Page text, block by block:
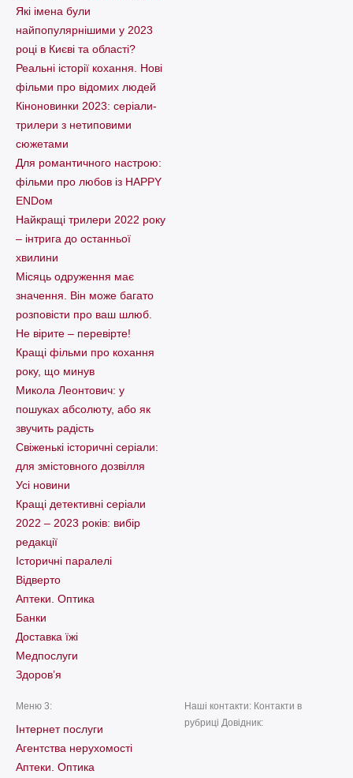
Які імена були
найпопулярнішими у 2023
році в Києві та області?
Реальні історії кохання. Нові
фільми про відомих людей
Кіноновинки 2023: серіали-
трилери з нетиповими
сюжетами
Для романтичного настрою:
фільми про любов із HAPPY
ENDом
Найкращі трилери 2022 року
– інтрига до останньої
хвилини
Місяць одруження має
значення. Він може багато
розповісти про ваш шлюб.
Не вірите – перевірте!
Кращі фільми про кохання
року, що минув
Микола Леонтович: у
пошуках абсолюту, або як
звучить радість
Свіженькі історичні серіали:
для змістовного дозвілля
Усі новини
Кращі детективні серіали
2022 – 2023 років: вибір
редакції
Історичні паралелі
Відверто
Аптеки. Оптика
Банки
Доставка їжі
Медпослуги
Здоров’я
Меню 3:
Інтернет послуги
Агентства нерухомості
Аптеки. Оптика
Наші контакти: Контакти в
рубриці Довідник: